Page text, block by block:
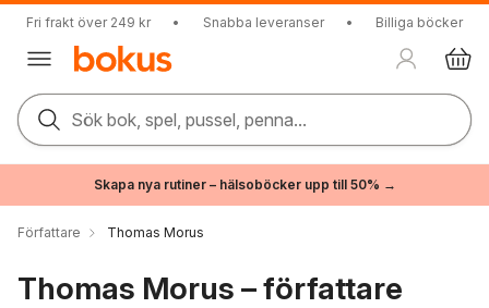
Fri frakt över 249 kr • Snabba leveranser • Billiga böcker
Sök bok, spel, pussel, penna...
Skapa nya rutiner – hälsoböcker upp till 50% →
Författare Thomas Morus
Thomas Morus – författare